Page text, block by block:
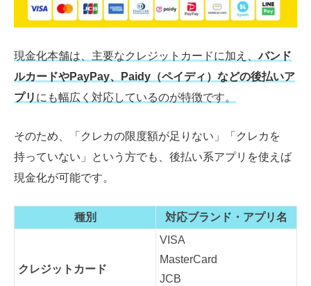
現金化本舗は、主要なクレジットカードに加え、バンド
ルカードやPayPay、Paidy（ペイディ）などの後払いア
プリ にも幅広く対応しているのが特徴です。
そのため、「クレカの限度額が足りない」「クレカを
持っていない」という方でも、後払い系アプリを使えば
現金化が可能です。
種別 対応ブランド・アプリ名
クレジットカード
VISA
MasterCard
JCB